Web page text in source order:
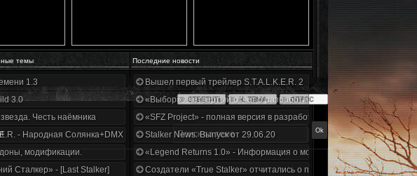
темы Последние новости
| Разбор трейлера
1.3
3.0
Честь наёмника
- Народная Солянка+DMX 1.3.5.ООП.МА.К.
модификации.
Сталкер» - [Last Stalker]
Вышел первый трейлер S.T.A.L.K.E.R. 2
«Выбор» - четвертый отчет о разработке!
«SFZ Project» - полная версия в разработке!
Stalker News. Выпуск от 29.06.20
«Legend Returns 1.0» - Информация о моде за июнь 2020
Создатели «True Stalker» отчитались о проделанной работе